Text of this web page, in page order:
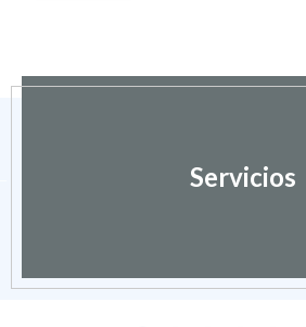
Servicios